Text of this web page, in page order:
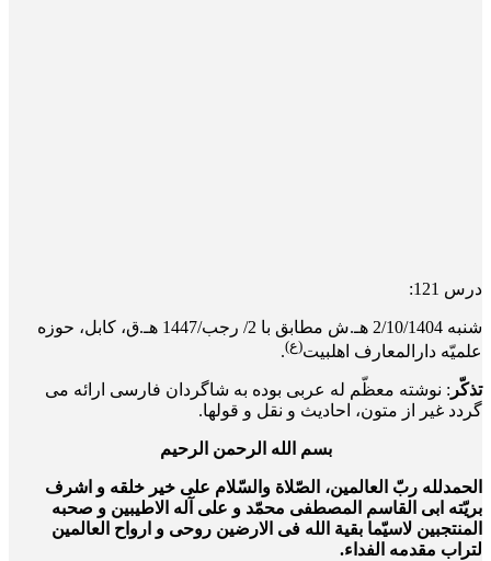
درس 121:
شنبه 2/10/1404 هـ.ش مطابق با 2/ رجب/1447 هـ.ق، کابل، حوزه
علمیّه دارالمعارف اهلبیت(ع).
تذکّر : نوشته معظّم له عربی بوده به شاگردان فارسی ارائه می
گردد غیر از متون، احادیث و نقل و قول­ها.
بسم الله الرحمن الرحیم
الحمدلله ربّ العالمین، الصّلاة والسّلام علی خیر خلقه و اشرف
بریّته ابی القاسم المصطفی محمّد و علی آله الاطیبین و صحبه
المنتجبین لاسیّما بقیة الله فی الارضین روحی و ارواح العالمین
لتراب مقدمه الفداء.